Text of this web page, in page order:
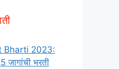
Bharti 2023:
जागांची भरती